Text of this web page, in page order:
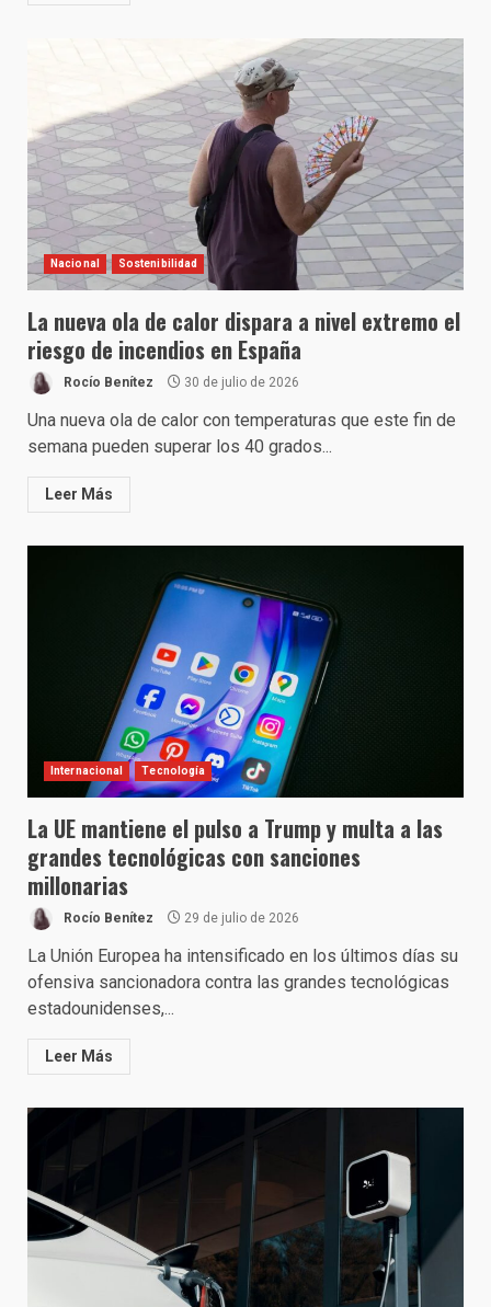
Nacional Sostenibilidad
La nueva ola de calor dispara a nivel extremo el
riesgo de incendios en España
Rocío Benítez 30 de julio de 2026
Una nueva ola de calor con temperaturas que este fin de
semana pueden superar los 40 grados...
Leer Más
Internacional Tecnología
La UE mantiene el pulso a Trump y multa a las
grandes tecnológicas con sanciones
millonarias
Rocío Benítez 29 de julio de 2026
La Unión Europea ha intensificado en los últimos días su
ofensiva sancionadora contra las grandes tecnológicas
estadounidenses,...
Leer Más